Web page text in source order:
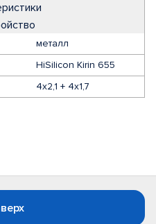
металл
HiSilicon Kirin 655
4х2,1 + 4х1,7